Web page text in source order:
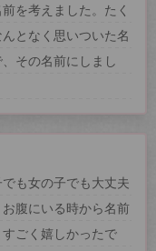
を考えました。たく
となく思いついた名
その名前にしまし
も女の子でも大丈夫
腹にいる時から名前
ごく嬉しかったで